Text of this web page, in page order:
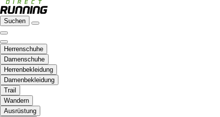
Suchen
Herrenschuhe
Damenschuhe
Herrenbekleidung
Damenbekleidung
Trail
Wandern
Ausrüstung